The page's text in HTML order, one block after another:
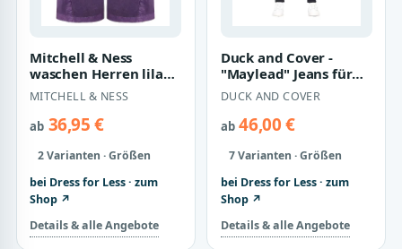
Mitchell & Ness
waschen Herren lila
Swigman Shorts aus
MITCHELL & NESS
ab36,95 €
2 Varianten · Größen
bei Dress for Less · zum
Shop ↗
Details & alle Angebote
Duck and Cover -
"Maylead" Jeans für
Herren (Rohe Wäsche)
DUCK AND COVER
ab46,00 €
7 Varianten · Größen
bei Dress for Less · zum
Shop ↗
Details & alle Angebote